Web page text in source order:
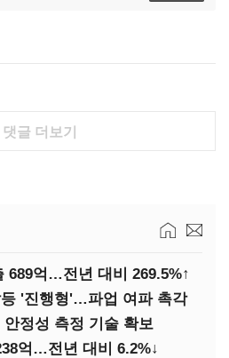
댓글 더보기
689억…전년 대비 269.5%↑
'진행형'…파업 여파 촉각
정성 측정 기술 확보
억…전년 대비 6.2%↓